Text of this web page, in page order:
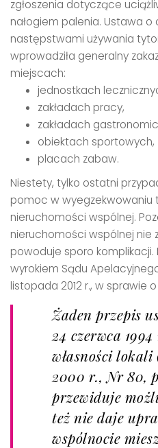
zgłoszenia dotyczące
nałogiem palenia. Ustawa
następstwami używania
wprowadziła generalny
miejscach:
jednostkach
zakładach pracy,
zakładach
obiektach sportowych,
placach zabaw.
Niestety, tylko ostatni
pomoc w wyegzekwowaniu
nieruchomości wspólnej.
nieruchomości wspólnej nie
powoduje sporo komplikacji.
wyrokiem Sądu
listopada 2012 r., w sprawie
Żaden przepis
24 czerwca
własności
2000 r., Nr 80,
przewiduje
też nie daje
wspólnocie